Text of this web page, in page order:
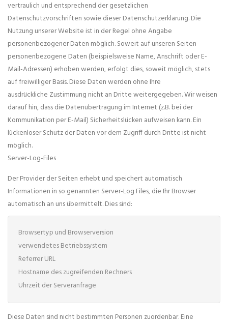
vertraulich und entsprechend der gesetzlichen
Datenschutzvorschriften sowie dieser Datenschutzerklärung. Die
Nutzung unserer Website ist in der Regel ohne Angabe
personenbezogener Daten möglich. Soweit auf unseren Seiten
personenbezogene Daten (beispielsweise Name, Anschrift oder E-
Mail-Adressen) erhoben werden, erfolgt dies, soweit möglich, stets
auf freiwilliger Basis. Diese Daten werden ohne Ihre
ausdrückliche Zustimmung nicht an Dritte weitergegeben. Wir weisen
darauf hin, dass die Datenübertragung im Internet (z.B. bei der
Kommunikation per E-Mail) Sicherheitslücken aufweisen kann. Ein
lückenloser Schutz der Daten vor dem Zugriff durch Dritte ist nicht
möglich.
Server-Log-Files
Der Provider der Seiten erhebt und speichert automatisch
Informationen in so genannten Server-Log Files, die Ihr Browser
automatisch an uns übermittelt. Dies sind:
Browsertyp und Browserversion
verwendetes Betriebssystem
Referrer URL
Hostname des zugreifenden Rechners
Uhrzeit der Serveranfrage
Diese Daten sind nicht bestimmten Personen zuordenbar. Eine